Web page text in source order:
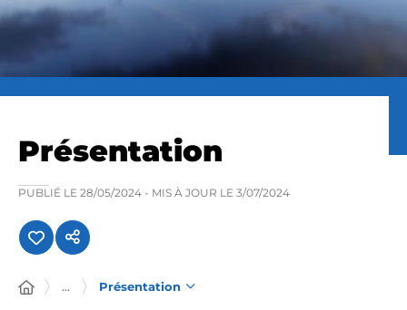
Présentation
PUBLIÉ LE 28/05/2024 - MIS À JOUR LE 3/07/2024
... Présentation